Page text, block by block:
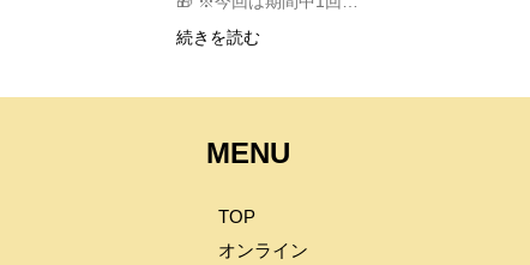
続きを読む
MENU
TOP
オンライン